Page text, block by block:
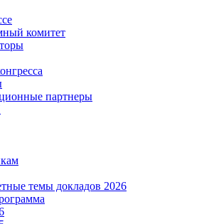
комитет
партнеры
темы докладов 2026